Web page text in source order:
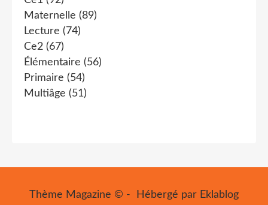
Maternelle (89)
Lecture (74)
Ce2 (67)
Élémentaire (56)
Primaire (54)
Multiâge (51)
Thème Magazine © - Hébergé par Eklablog